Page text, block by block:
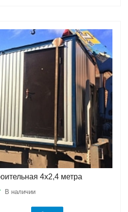
4х2,4 метра
В наличии